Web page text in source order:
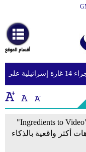
أخبارعاجلة
رياضة
ثقافة
إقتصاد
فن
وموسيقى
غوغل تعلن إطلاق نسخة محسّنة من "Ingredients to Video"
أكثر واقعية بالذكاء